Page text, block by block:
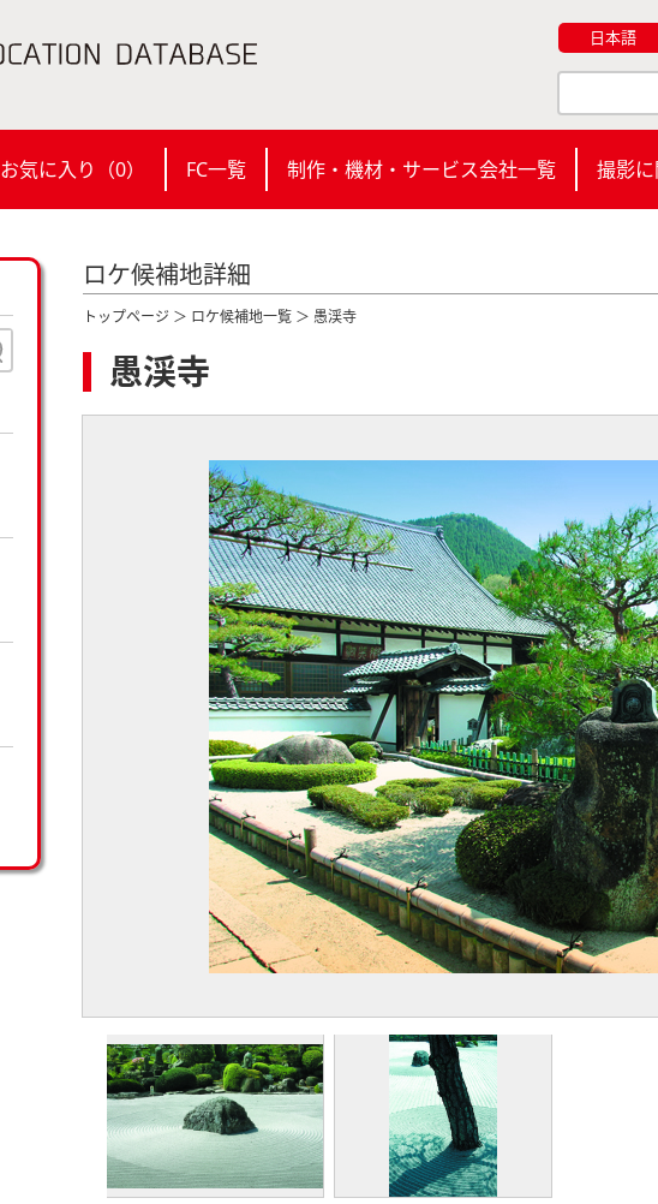
日本語
お気に入り（0） FC一覧 制作・機材・サービス会社一覧 撮影
ロケ候補地詳細
トップページ ＞ ロケ候補地一覧 ＞ 愚渓寺
愚渓寺